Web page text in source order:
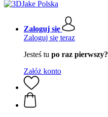
Zaloguj się
Zaloguj się teraz
Jesteś tu po raz pierwszy?
Załóż konto